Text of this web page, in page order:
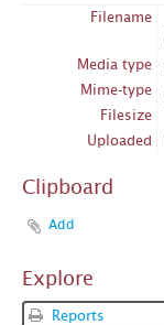
Filename
Media type
Mime-type
Filesize
Uploaded
Clipboard
Add
Explore
Reports